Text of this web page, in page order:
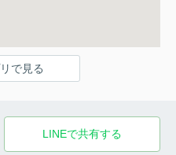
で見る
LINEで共有する